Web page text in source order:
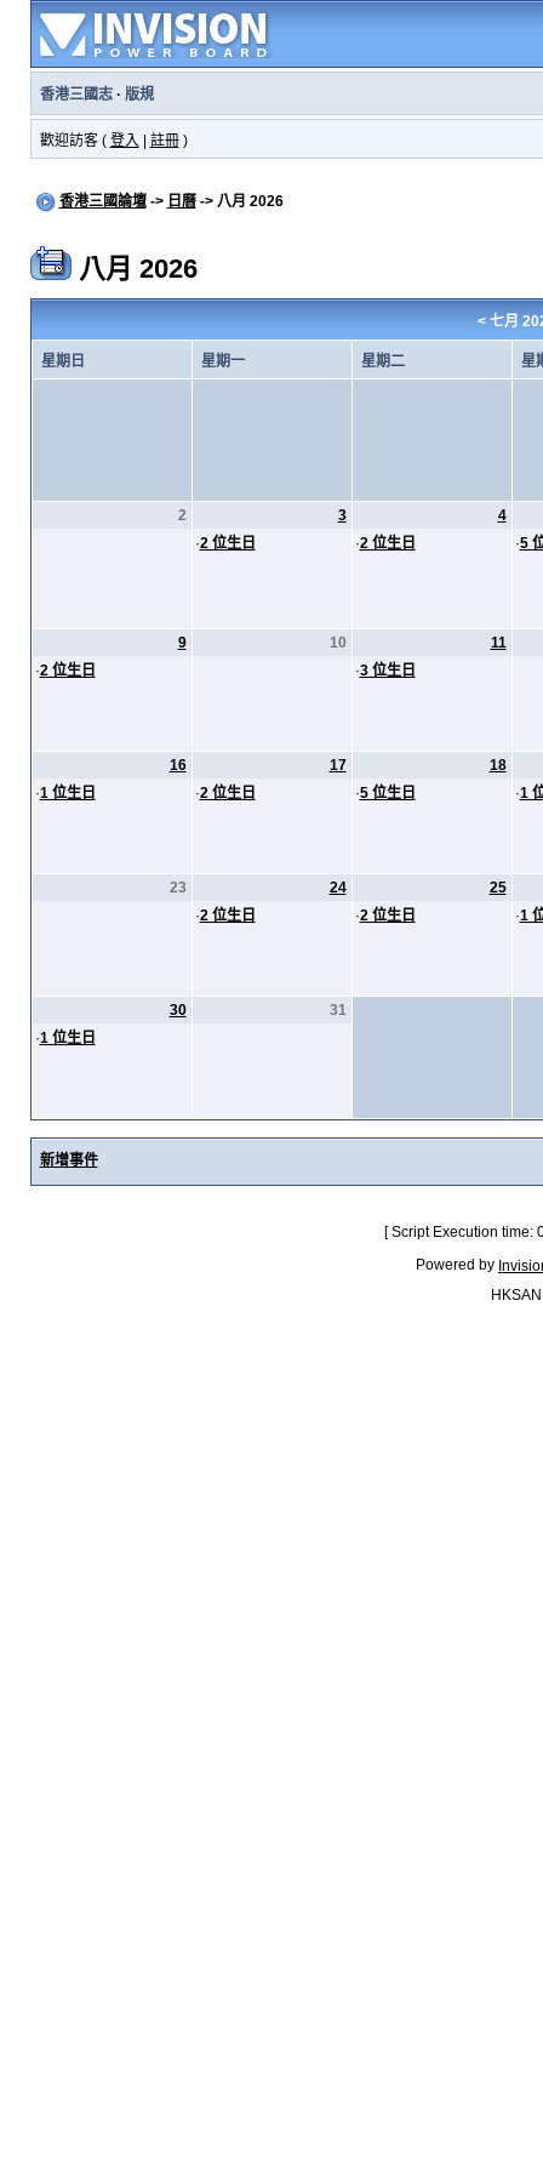
香港三國志· 版規
歡迎訪客 ( 登入 註冊)
香港三國論壇-> 日曆-> 八月 2026
八月 2026
< 七月
星期日 星期一 星期二 星
2
3
·2 位生日
4
·2 位生日 ·5
9
·2 位生日
10
11
·3 位生日
16
·1 位生日
17
·2 位生日
18
·5 位生日 ·1
23
24
·2 位生日
25
·2 位生日 ·1
30
·1 位生日
31
新增事件
[ Script Execution
Powered by